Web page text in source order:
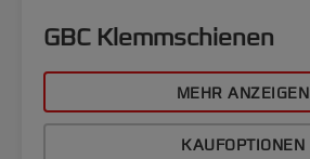
GBC Klemmschienen
MEHR ANZEIGEN
KAUFOPTIONEN